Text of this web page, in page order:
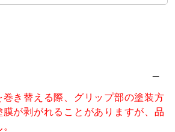
ルグッズ
ノスリープ
き替える際、グリップ部の塗装方
が剥がれることがありますが、品